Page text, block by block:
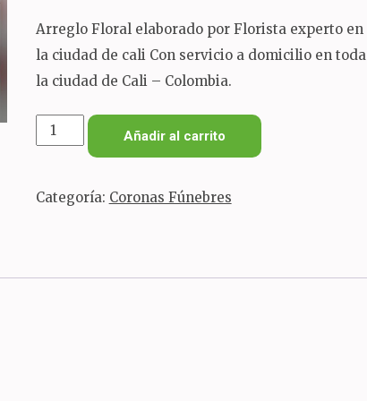
Arreglo Floral elaborado por Florista experto en
la ciudad de cali Con servicio a domicilio en toda
la ciudad de Cali – Colombia.
abanico
anturuios
Añadir al carrito
Categoría: Coronas Fúnebres